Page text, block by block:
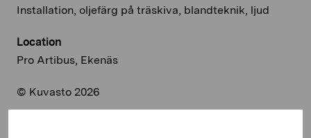
Installation, oljefärg på träskiva, blandteknik, ljud
Location
Pro Artibus, Ekenäs
© Kuvasto 2026